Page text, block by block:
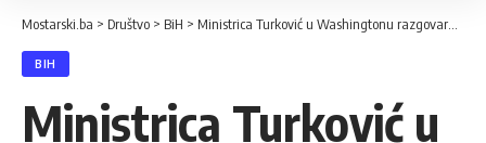
Mostarski.ba > Društvo > BiH > Ministrica Turković u Washingtonu razgovarala sa senatoricom i kongresmenima
BIH
Ministrica Turković u